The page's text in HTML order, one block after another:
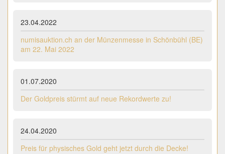
23.04.2022
numisauktion.ch an der Münzenmesse in Schönbühl (BE)
am 22. Mai 2022
01.07.2020
Der Goldpreis stürmt auf neue Rekordwerte zu!
24.04.2020
Preis für physisches Gold geht jetzt durch die Decke!